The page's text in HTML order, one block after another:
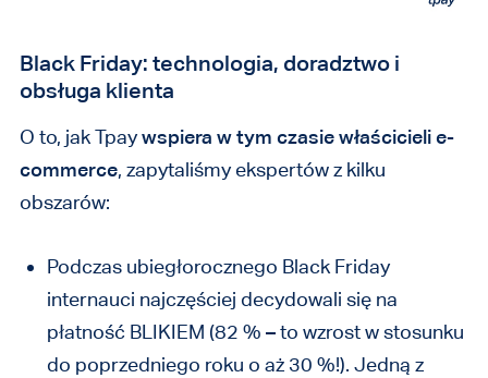
Black Friday: technologia, doradztwo i
obsługa klienta
O to, jak Tpaywspiera w tym czasie właścicieli e-
commerce, zapytaliśmy ekspertów z kilku
obszarów:
Podczas ubiegłorocznego Black Friday
internauci najczęściej decydowali się na
płatność BLIKIEM (82 % – to wzrost w stosunku
do poprzedniego roku o aż 30 %!). Jedną z